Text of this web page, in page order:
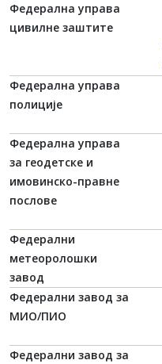
Федерална управа
цивилне заштите
Федерална управа
полиције
Федерална управа
за геодетске и
имовинско-правне
послове
Федерални
метеоролошки
завод
Федерални завод за
МИО/ПИО
Федерални завод за